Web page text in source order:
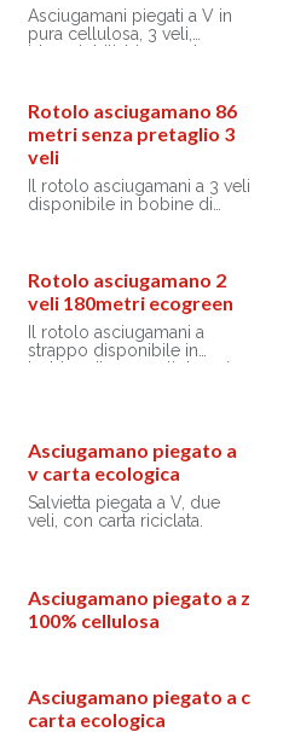
Asciugamani piegati a V in
pura cellulosa, 3 veli,
idrosolubili. Idoneo al
Rotolo asciugamano 86
metri senza pretaglio 3
veli
Il rotolo asciugamani a 3 veli
disponibile in bobine di
ad ogni utente.
Rotolo asciugamano 2
veli 180metri ecogreen
Il rotolo asciugamani a
strappo disponibile in
bobine di pura cellulosa è
Asciugamano piegato a
v carta ecologica
Salvietta piegata a V, due
veli, con carta riciclata.
Asciugamano piegato a z
100% cellulosa
Asciugamano piegato a c
carta ecologica